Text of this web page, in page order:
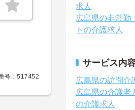
号：517452
求人
広島県の非常勤
トの介護求人
サービス内
広島県の訪問介
広島県の介護老
の介護求人